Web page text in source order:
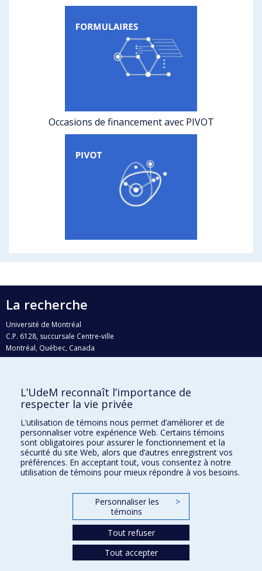
Occasions de financement avec PIVOT
La recherche
Université de Montréal
C.P. 6128, succursale Centre-ville
Montréal, Québec, Canada
H3C 3J7
Qui fait quoi?
Nous trouver
Plan du site
Accessibilité
L’UdeM reconnaît l’importance de
respecter la vie privée
L’utilisation de témoins nous permet d’améliorer et de
personnaliser votre expérience Web. Certains témoins
sont obligatoires pour assurer le fonctionnement et la
sécurité du site Web, alors que d’autres enregistrent vos
préférences. En acceptant tout, vous consentez à notre
utilisation de témoins pour mieux répondre à vos besoins.
Personnaliser les
témoins
>
Tout refuser
Tout accepter